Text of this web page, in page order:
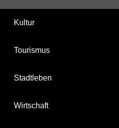
Kultur
Tourismus
Stadtleben
Wirtschaft